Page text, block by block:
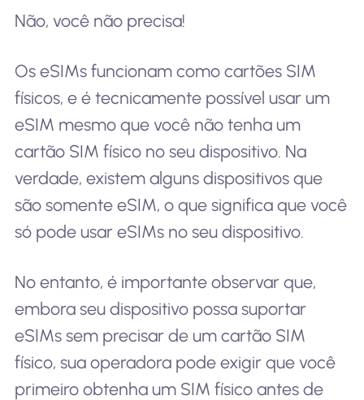
Não, você não precisa!
Os eSIMs funcionam como cartões SIM
físicos, e é tecnicamente possível usar um
eSIM mesmo que você não tenha um
cartão SIM físico no seu dispositivo. Na
verdade, existem alguns dispositivos que
são somente eSIM, o que significa que você
só pode usar eSIMs no seu dispositivo.
No entanto, é importante observar que,
embora seu dispositivo possa suportar
eSIMs sem precisar de um cartão SIM
físico, sua operadora pode exigir que você
primeiro obtenha um SIM físico antes de